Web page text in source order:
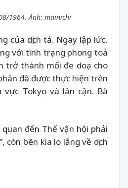
1964. Ảnh: mainichi
của dịch tả. Ngay lập lức,
với tình trạng phong toả
trở thành mối đe doạ cho
đã được thực hiện trên
Tokyo và lân cận. Bà
đến Thế vận hội phải
còn bên kia lo lắng về dịch